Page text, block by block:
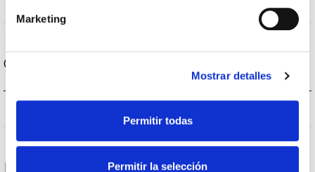
Marketing
Mostrar detalles
Permitir todas
Permitir la selección
Condiciones de funcionamiento
Protecciones